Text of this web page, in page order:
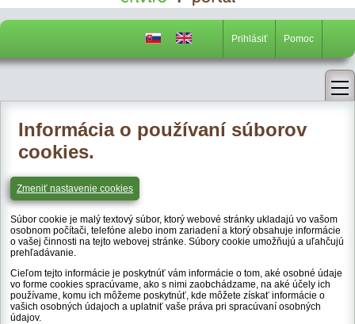
Prihlásiť Pomoc
Informácia o používaní súborov
cookies.
Zmeniť nastavenie cookies
Súbor cookie je malý textový súbor, ktorý webové stránky ukladajú vo vašom
osobnom počítači, telefóne alebo inom zariadení a ktorý obsahuje informácie
o vašej činnosti na tejto webovej stránke. Súbory cookie umožňujú a uľahčujú
prehľadávanie.
Cieľom tejto informácie je poskytnúť vám informácie o tom, aké osobné údaje
vo forme cookies spracúvame, ako s nimi zaobchádzame, na aké účely ich
používame, komu ich môžeme poskytnúť, kde môžete získať informácie o
vašich osobných údajoch a uplatniť vaše práva pri spracúvaní osobných
údajov.